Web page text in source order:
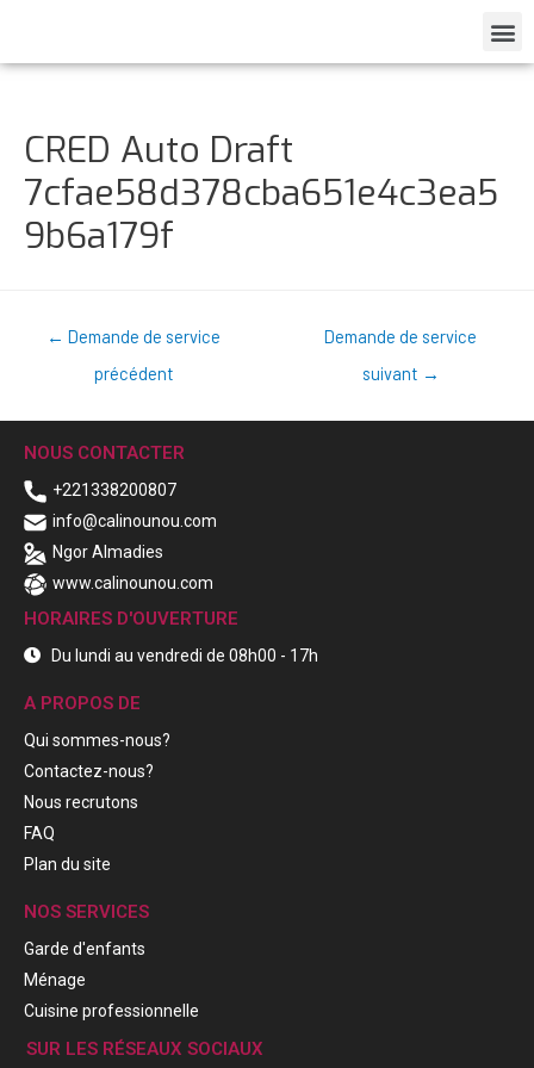
CRED Auto Draft
7cfae58d378cba651e4c3ea5
9b6a179f
← Demande de service
précédent
Demande de service
suivant →
NOUS CONTACTER
+221338200807
info@calinounou.com
Ngor Almadies
www.calinounou.com
HORAIRES D'OUVERTURE
Du lundi au vendredi de 08h00 - 17h
A PROPOS DE
Qui sommes-nous?
Contactez-nous?
Nous recrutons
FAQ
Plan du site
NOS SERVICES
Garde d'enfants
Ménage
Cuisine professionnelle
SUR LES RÉSEAUX SOCIAUX